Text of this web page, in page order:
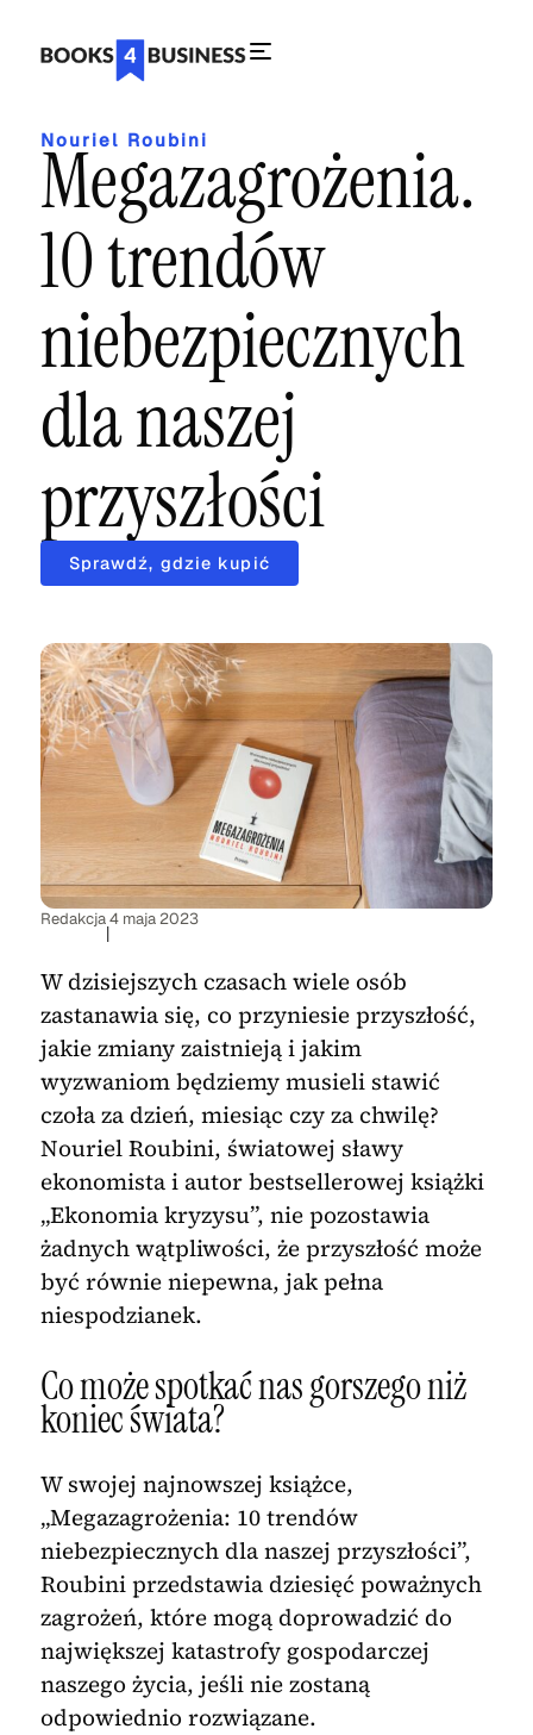
Nouriel Roubini
Megazagrożenia.
10 trendów
niebezpiecznych
dla naszej
przyszłości
Sprawdź, gdzie kupić
Redakcja
|
4 maja 2023
W dzisiejszych czasach wiele osób
zastanawia się, co przyniesie przyszłość,
jakie zmiany zaistnieją i jakim
wyzwaniom będziemy musieli stawić
czoła za dzień, miesiąc czy za chwilę?
Nouriel Roubini, światowej sławy
ekonomista i autor bestsellerowej książki
„Ekonomia kryzysu”, nie pozostawia
żadnych wątpliwości, że przyszłość może
być równie niepewna, jak pełna
niespodzianek.
Co może spotkać nas gorszego niż
koniec świata?
W swojej najnowszej książce,
„Megazagrożenia: 10 trendów
niebezpiecznych dla naszej przyszłości”,
Roubini przedstawia dziesięć poważnych
zagrożeń, które mogą doprowadzić do
największej katastrofy gospodarczej
naszego życia, jeśli nie zostaną
odpowiednio rozwiązane.